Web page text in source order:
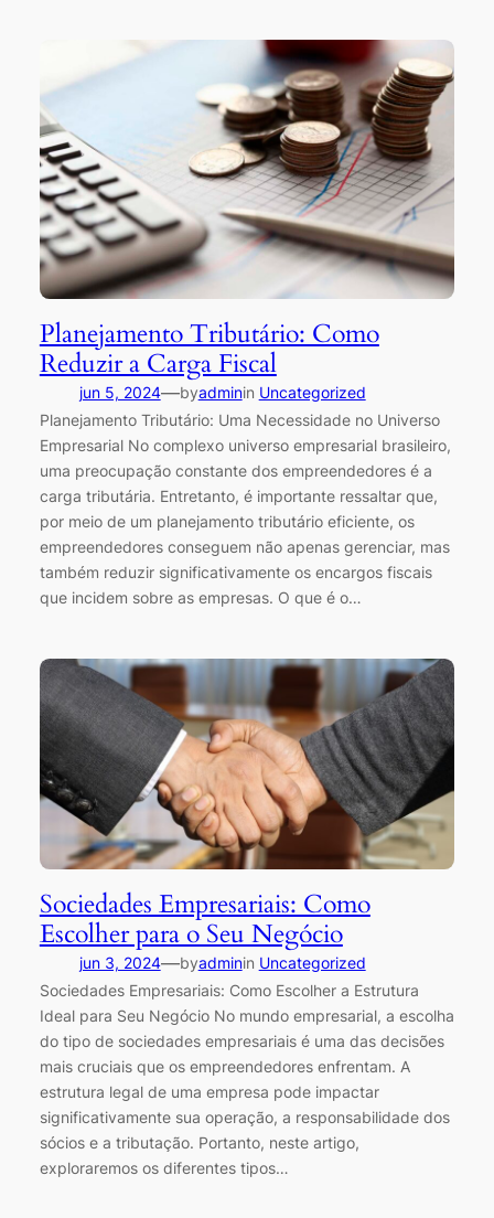
Planejamento Tributário: Como
Reduzir a Carga Fiscal
jun 5, 2024—byadminin Uncategorized
Planejamento Tributário: Uma Necessidade no Universo
Empresarial No complexo universo empresarial brasileiro,
uma preocupação constante dos empreendedores é a
carga tributária. Entretanto, é importante ressaltar que,
por meio de um planejamento tributário eficiente, os
empreendedores conseguem não apenas gerenciar, mas
também reduzir significativamente os encargos fiscais
que incidem sobre as empresas. O que é o…
Sociedades Empresariais: Como
Escolher para o Seu Negócio
jun 3, 2024—byadminin Uncategorized
Sociedades Empresariais: Como Escolher a Estrutura
Ideal para Seu Negócio No mundo empresarial, a escolha
do tipo de sociedades empresariais é uma das decisões
mais cruciais que os empreendedores enfrentam. A
estrutura legal de uma empresa pode impactar
significativamente sua operação, a responsabilidade dos
sócios e a tributação. Portanto, neste artigo,
exploraremos os diferentes tipos…